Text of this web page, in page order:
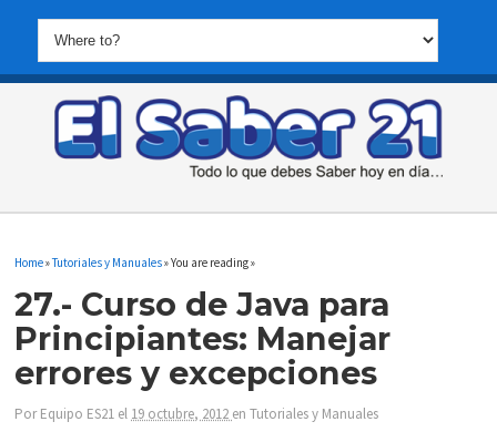
Home»Tutoriales y Manuales» You are reading »
27.- Curso de Java para
Principiantes: Manejar
errores y excepciones
PorEquipo ES21 el 19 octubre, 2012 enTutoriales y Manuales